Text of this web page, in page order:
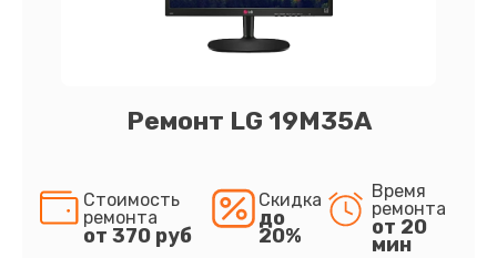
Ремонт LG 19M35A
Стоимость
ремонта
от 370 руб
Скидка
до
20%
Время
ремонта
от 20
мин